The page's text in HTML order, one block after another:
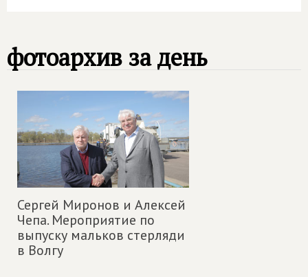
фотоархив за день
Сергей Миронов и Алексей
Чепа. Мероприятие по
выпуску мальков стерляди
в Волгу